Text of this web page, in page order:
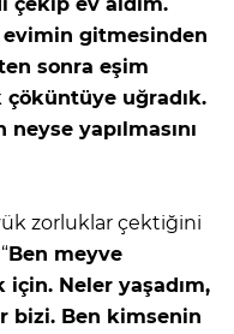
gitmesinden
sonra eşim
çöküntüye uğradık.
yapılmasını
zorluklar çektiğini
Ben meyve
Neler yaşadım,
bizi. Ben kimsenin